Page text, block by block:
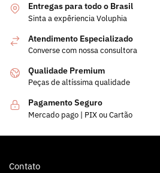
Entregas para todo o Brasil
Sinta a expêriencia Voluphia
Atendimento Especializado
Converse com nossa consultora
Qualidade Premium
Peças de altíssima qualidade
Pagamento Seguro
Mercado pago | PIX ou Cartão
Contato